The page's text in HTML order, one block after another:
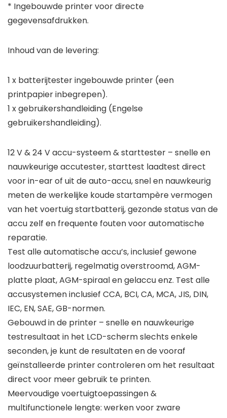
* Ingebouwde printer voor directe
gegevensafdrukken.
Inhoud van de levering:
1 x batterijtester ingebouwde printer (een
printpapier inbegrepen).
1 x gebruikershandleiding (Engelse
gebruikershandleiding).
12 V & 24 V accu-systeem & starttester – snelle en
nauwkeurige accutester, starttest laadtest direct
voor in-ear of uit de auto-accu, snel en nauwkeurig
meten de werkelijke koude startampère vermogen
van het voertuig startbatterij, gezonde status van de
accu zelf en frequente fouten voor automatische
reparatie.
Test alle automatische accu’s, inclusief gewone
loodzuurbatterij, regelmatig overstroomd, AGM-
platte plaat, AGM-spiraal en gelaccu enz. Test alle
accusystemen inclusief CCA, BCI, CA, MCA, JIS, DIN,
IEC, EN, SAE, GB-normen.
Gebouwd in de printer – snelle en nauwkeurige
testresultaat in het LCD-scherm slechts enkele
seconden, je kunt de resultaten en de vooraf
geïnstalleerde printer controleren om het resultaat
direct voor meer gebruik te printen.
Meervoudige voertuigtoepassingen &
multifunctionele lengte: werken voor zware